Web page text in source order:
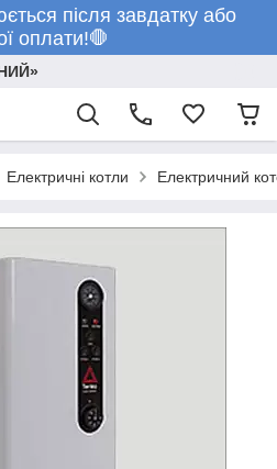
після завдатку або
оплати!🛑
Електричні котли Електричний